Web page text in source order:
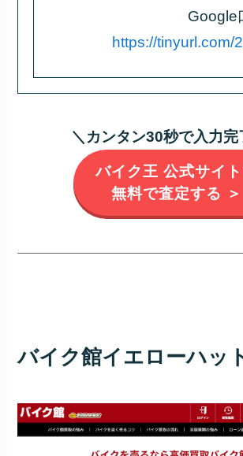
Google
https://tinyurl.com/
＼カンタン30秒で入力完
バイク王 公式サイ
無料で査定する ＞
バイク館イエローハッ